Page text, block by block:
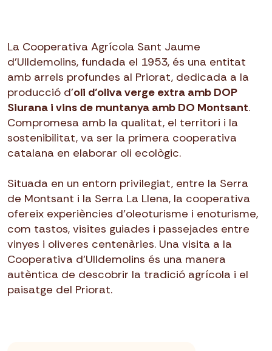
La Cooperativa Agrícola Sant Jaume
d’Ulldemolins, fundada el 1953, és una entitat
amb arrels profundes al Priorat, dedicada a la
producció d’oli d’oliva verge extra amb DOP
Siurana i vins de muntanya amb DO Montsant.
Compromesa amb la qualitat, el territori i la
sostenibilitat, va ser la primera cooperativa
catalana en elaborar oli ecològic.
Situada en un entorn privilegiat, entre la Serra
de Montsant i la Serra La Llena, la cooperativa
ofereix experiències d’oleoturisme i enoturisme,
com tastos, visites guiades i passejades entre
vinyes i oliveres centenàries. Una visita a la
Cooperativa d’Ulldemolins és una manera
autèntica de descobrir la tradició agrícola i el
paisatge del Priorat.